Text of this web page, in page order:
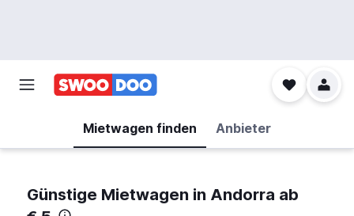
Mietwagen finden Anbieter
Günstige Mietwagen in Andorra ab